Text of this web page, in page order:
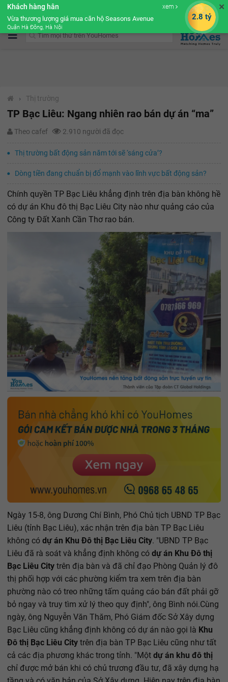
Cộng đồng Môi giới bPRO
› Thị trường
TP Bạc Liêu: Ngang nhiên rao bán dự án “ma”
Theo cafef 2.910 người đã đọc
Thị trường bất động sản năm tới sẽ ‘sáng cửa’?
Dòng tiền đang chuẩn bị đổ mạnh vào lĩnh vực bất động sản?
Chính quyền TP Bạc Liêu khẳng định trên địa bàn không hề
có dự án Khu đô thị Bạc Liêu City nào như quảng cáo của
Công ty Đất Xanh Cần Thơ rao bán.
Ngày 15-8, ông Dương Chí Bình, Phó Chủ tịch UBND TP Bạc
Liêu (tỉnh Bạc Liêu), xác nhận trên địa bàn TP Bạc Liêu
không có dự án Khu Đô thị Bạc Liêu City. "UBND TP Bạc
Liêu đã rà soát và khẳng định không có dự án Khu Đô thị
Bạc Liêu City trên địa bàn và đã chỉ đạo Phòng Quản lý đô
thị phối hợp với các phường kiểm tra xem trên địa bàn
phường nào có treo những tấm quảng cáo bán đất phải gỡ
bỏ ngay và truy tìm xử lý theo quy định", ông Bình nói.Cùng
ngày, ông Nguyễn Văn Thăm, Phó Giám đốc Sở Xây dựng
Bạc Liêu cũng khẳng định không có dự án nào gọi là Khu
Đô thị Bạc Liêu City trên địa bàn TP Bạc Liêu cũng như tất
cả các địa phương khác trong tỉnh. "Một dự án khu đô thị
chỉ được mở bán khi có chủ trương đầu tư, đã xây dựng hạ
✕
Khách hàng hân xem
Vừa thương lượng giá mua căn hộ Seasons Avenue
Quận Hà Đông, Hà Nội
2.8 tỷ